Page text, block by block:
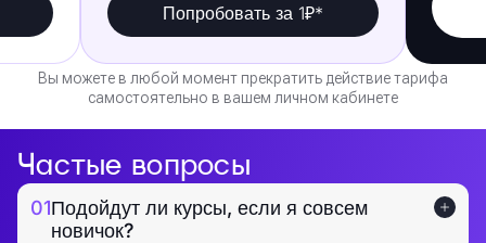
Попробовать за 1₽*
Вы можете в любой момент прекратить действие тарифа
самостоятельно в вашем личном кабинете
Частые вопросы
01Подойдут ли курсы, если я совсем
новичок?